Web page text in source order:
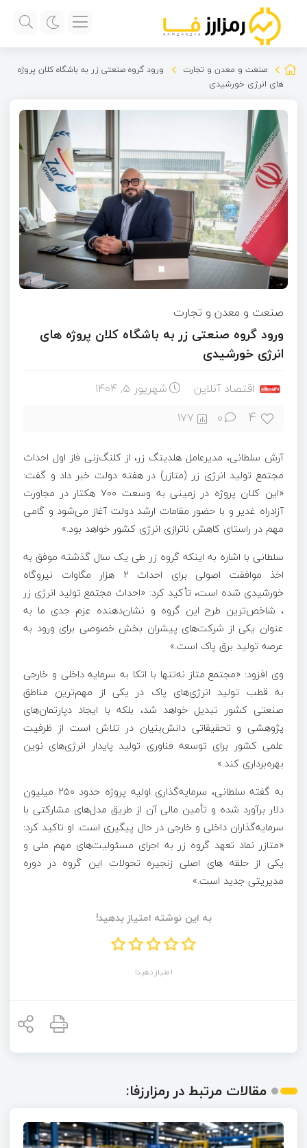
صنعت و معدن و تجارت
ورود گروه صنعتی زر به باشگاه کلان پروژه
های انرژی خورشیدی
صنعت و معدن و تجارت
ورود گروه صنعتی زر به باشگاه کلان پروژه های
انرژی خورشیدی
اقتصاد آنلاین شهریور ۵, ۱۴۰۴
4
0
177
آرش سلطانی، مدیرعامل هلدینگ زر، از کلنگ‌زنی فاز اول احداث
مجتمع تولید انرژی زر (متازر) در هفته دولت خبر داد و گفت:
«این کلان پروژه در زمینی به وسعت ۷۰۰ هکتار در مجاورت
آزادراه غدیر و با حضور مقامات ارشد دولت آغاز می‌شود و گامی
مهم در راستای کاهش ناترازی انرژی کشور خواهد بود.»
سلطانی با اشاره به اینکه گروه زر طی یک سال گذشته موفق به
اخذ موافقت اصولی برای احداث ۲ هزار مگاوات نیروگاه
خورشیدی شده است، تأکید کرد: «احداث مجتمع تولید انرژی زر
، شاخص‌ترین طرح این گروه و نشان‌دهنده عزم جدی ما به
عنوان یکی از شرکت‌های پیشران بخش خصوصی برای ورود به
عرصه تولید برق پاک است.»
وی افزود: «مجتمع متاز نه‌تنها با اتکا به سرمایه داخلی و خارجی
به قطب تولید انرژی‌های پاک در یکی از مهم‌ترین مناطق
صنعتی کشور تبدیل خواهد شد، بلکه با ایجاد دپارتمان‌های
پژوهشی و تحقیقاتی دانش‌بنیان در تلاش است از ظرفیت
علمی کشور برای توسعه فناوری تولید پایدار انرژی‌های نوین
بهره‌برداری کند.»
به گفته سلطانی، سرمایه‌گذاری اولیه پروژه حدود ۲۵۰ میلیون
دلار برآورد شده و تأمین مالی آن از طریق مدل‌های مشارکتی با
سرمایه‌گذاران داخلی و خارجی در حال پیگیری است. او تاکید کرد:
«متازر نماد تعهد گروه زر به اجرای مسئولیت‌های مهم ملی و
یکی از حلقه های اصلی زنجیره تحولات این گروه در دوره
مدیریتی جدید است.»
به این نوشته امتیاز بدهید!
امتیاز دهید!
مقالات مرتبط در رمزارزفا: